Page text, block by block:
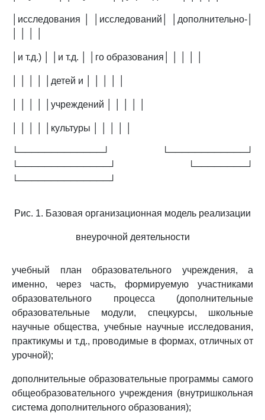
│исследования │ │исследований│ │дополнительно-│
│и т.д.) │ │и т.д. │ │го образования│ │ │ │ │
│ │ │ │ │детей и │ │ │ │ │
│ │ │ │ │учреждений │ │ │ │ │
│ │ │ │ │культуры │ │ │ │ │
└─────────────┘ └────────────┘
└──────────────┘ └────────┘
└──────────────┘
Рис. 1. Базовая организационная модель реализации
внеурочной деятельности
учебный план образовательного учреждения, а
именно, через часть, формируемую участниками
образовательного процесса (дополнительные
образовательные модули, спецкурсы, школьные
научные общества, учебные научные исследования,
практикумы и т.д., проводимые в формах, отличных от
урочной);
дополнительные образовательные программы самого
общеобразовательного учреждения (внутришкольная
система дополнительного образования);